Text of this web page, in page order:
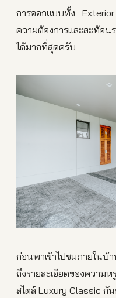
การออกแบบทั้ง
ความต้องการและสะท้อน
ได้มากที่สุดครับ
ก่อนพาเข้าไปชมภายใน
ถึงรายละเอียดของคว
สไตล์ Luxury Classic กั